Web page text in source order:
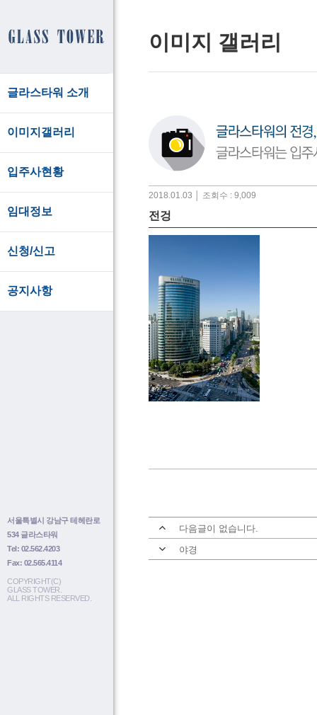
글라스타워 소개
이미지갤러리
입주사현황
임대정보
신청/신고
공지사항
서울특별시 강남구 테헤란로
534 글라스타워
Tel: 02.562.4203
Fax: 02.565.4114
COPYRIGHT(C)
GLASS TOWER.
ALL RIGHTS RESERVED.
이미지 갤러리
2018.01.03 │ 조회수 : 9,009
전겅
다음글이 없습니다.
야경